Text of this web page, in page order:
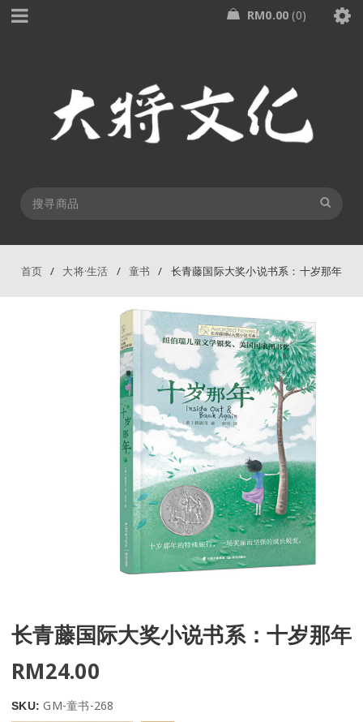
RM0.00 0
首页 / 大将·生活 / 童书 / 长青藤国际大奖小说书系：十岁那年
长青藤国际大奖小说书系：十岁那年
RM24.00
SKU:GM-童书-268